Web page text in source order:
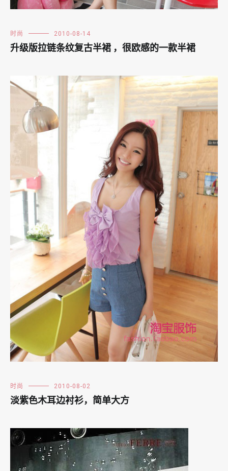
时尚 2010-08-14
升级版拉链条纹复古半裙 ，很欧感的一款半裙
时尚 2010-08-02
淡紫色木耳边衬衫，简单大方